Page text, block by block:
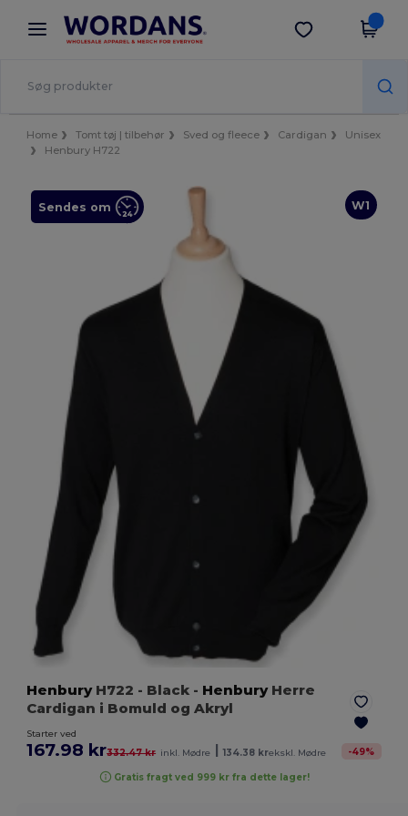
× Wordans-app
Bedre priser i appen!
Hent app
Home Tomt tøj | tilbehør Sved og fleece Cardigan
Unisex
Henbury H722
W1
Sendes om
HenburyH722 - Black - HenburyHerre
Cardigan i Bomuld og Akryl
Starter ved
167.98 kr332.47 kr inkl. Mødre | 134.38 krekskl. Mødre -49%
Gratis fragt ved 999 kr fra dette lager!